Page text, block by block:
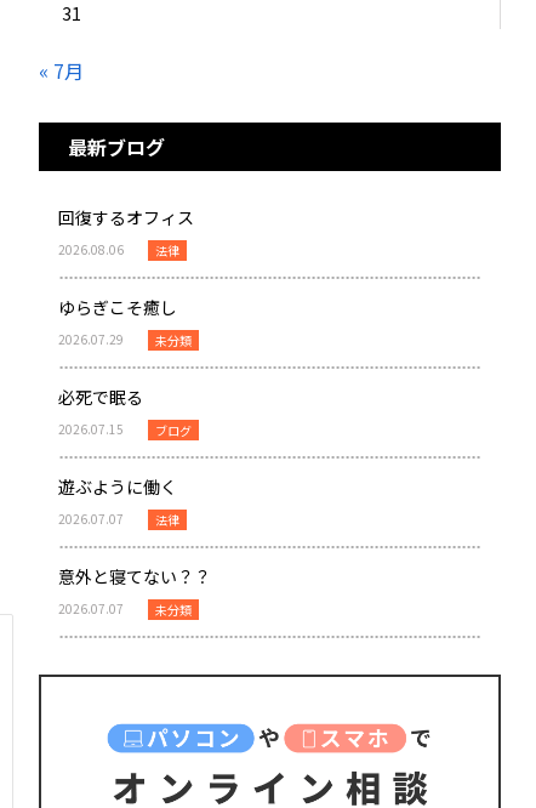
31
« 7月
最新ブログ
回復するオフィス
2026.08.06 法律
ゆらぎこそ癒し
2026.07.29 未分類
必死で眠る
2026.07.15 ブログ
遊ぶように働く
2026.07.07 法律
意外と寝てない？？
2026.07.07 未分類